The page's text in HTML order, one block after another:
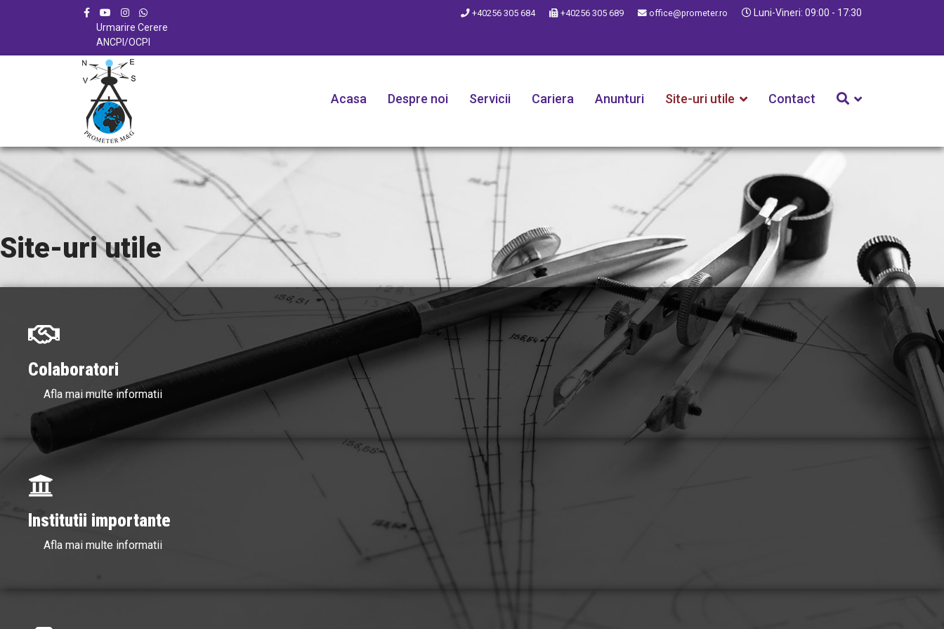
Urmarire Cerere
ANCPI/OCPI
+40256 305 684 +40256 305 689 office@prometer.ro Luni-Vineri: 09:00 - 17:30
Acasa Despre noi Servicii Cariera Anunturi Site-uri utile Contact
Site-uri utile
Colaboratori
Afla mai multe informatii
Institutii importante
Afla mai multe informatii